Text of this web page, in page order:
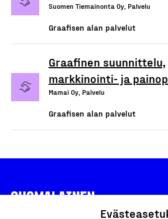
Suomen Tiemainonta Oy, Palvelu
Graafisen alan palvelut
Graafinen suunnittelu,
markkinointi- ja
Mamai Oy, Palvelu
Graafisen alan palvelut